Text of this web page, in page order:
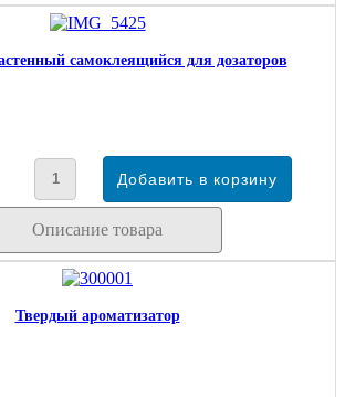
самоклеящийся для дозаторов
Описание товара
Твердый ароматизатор